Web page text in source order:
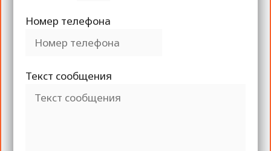
Номер телефона
Текст сообщения